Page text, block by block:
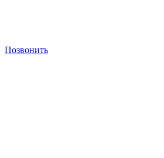
Позвонить